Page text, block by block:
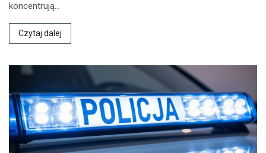
koncentrują…
Czytaj dalej